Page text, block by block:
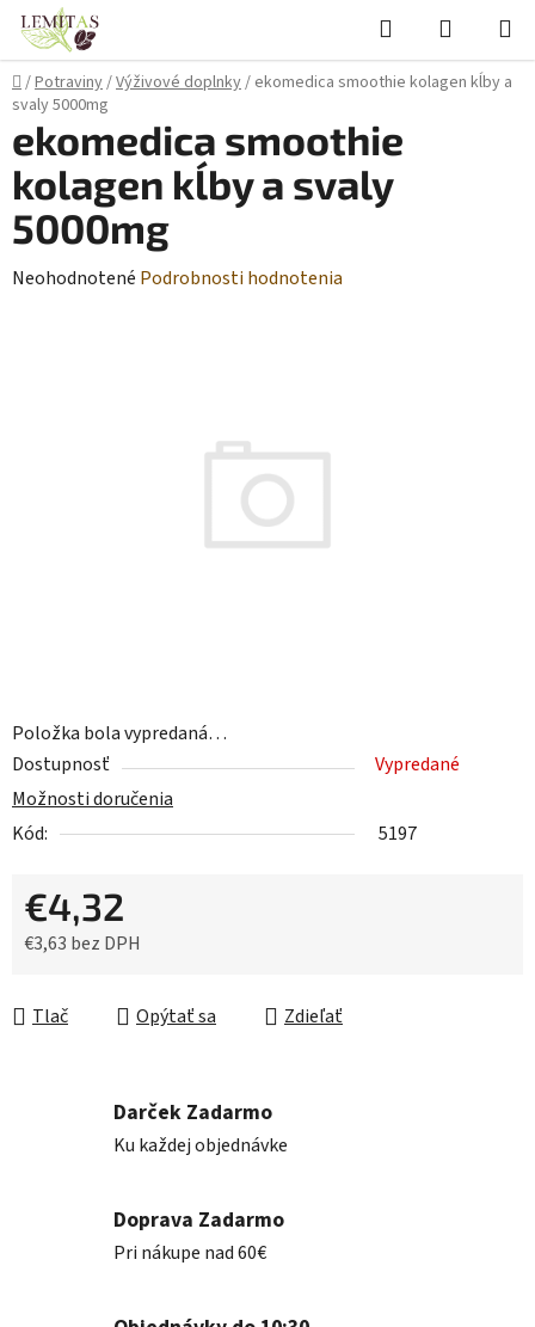
Prejsť
obsah
Hľadať
KOŠÍK
Domov
/Potraviny/Výživové doplnky/ ekomedica smoothie kolagen kĺby a
svaly 5000mg
Položka bola vypredaná…
Dostupnosť
Vypredané
Možnosti doručenia
Kód:
5197
€4,32
€3,63 bez DPH
Tlač
Opýtať sa Zdieľať
ekomedica smoothie
kolagen kĺby a svaly
5000mg
Priemerné
Neohodnotené Podrobnosti hodnotenia
Darček Zadarmo
Ku každej objednávke
Doprava Zadarmo
Pri nákupe nad 60€